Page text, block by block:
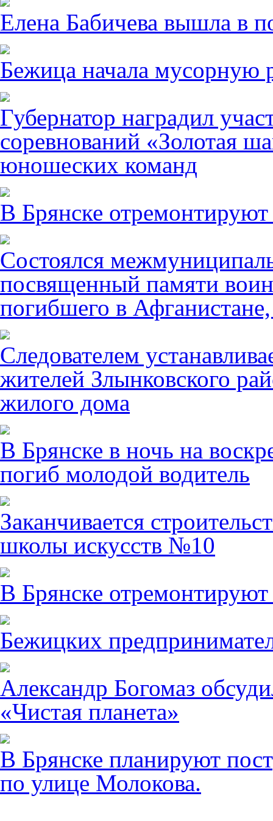
Елена Бабичева вышла в
Бежица начала мусорную
Губернатор наградил
соревнований «Золотая
юношеских команд
В Брянске
Состоялся
посвященный памяти
погибшего в
Следователем
жителей Злынковского
жилого дома
В Брянске в ночь на
погиб молодой водитель
Заканчивается
школы искусств №10
В Брянске
Бежицких
Александр Богомаз
«Чистая планета»
В Брянске планируют
по улице Молокова.